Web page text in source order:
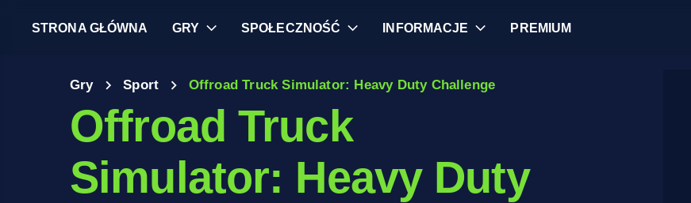
STRONA GŁÓWNA GRY SPOŁECZNOŚĆ INFORMACJE PREMIUM
Gry Sport Offroad Truck Simulator: Heavy Duty Challenge
Offroad Truck
Simulator: Heavy Duty